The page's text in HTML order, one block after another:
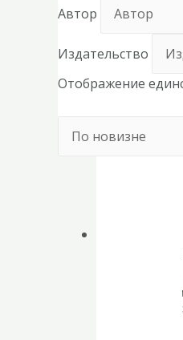
Автор
Издательство
Отображение